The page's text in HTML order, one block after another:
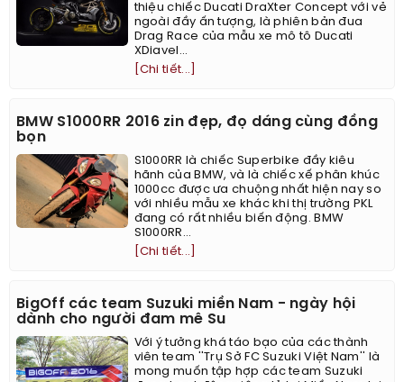
thiệu chiếc Ducati DraXter Concept với vẻ
ngoài đầy ấn tượng, là phiên bản đua
Drag Race của mẫu xe mô tô Ducati
XDiavel...
[Chi tiết...]
BMW S1000RR 2016 zin đẹp, đọ dáng cùng đồng
bọn
S1000RR là chiếc Superbike đầy kiêu
hãnh của BMW, và là chiếc xế phân khúc
1000cc được ưa chuộng nhất hiện nay so
với nhiều mẫu xe khác khi thị trường PKL
đang có rất nhiều biến động. BMW
S1000RR...
[Chi tiết...]
BigOff các team Suzuki miền Nam - ngày hội
dành cho người đam mê Su
Với ý tưởng khá táo bạo của các thành
viên team ''Trụ Sở FC Suzuki Việt Nam'' là
mong muốn tập hợp các team Suzuki